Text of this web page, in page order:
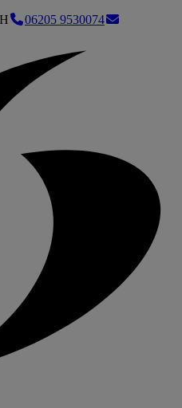
06205 9530074